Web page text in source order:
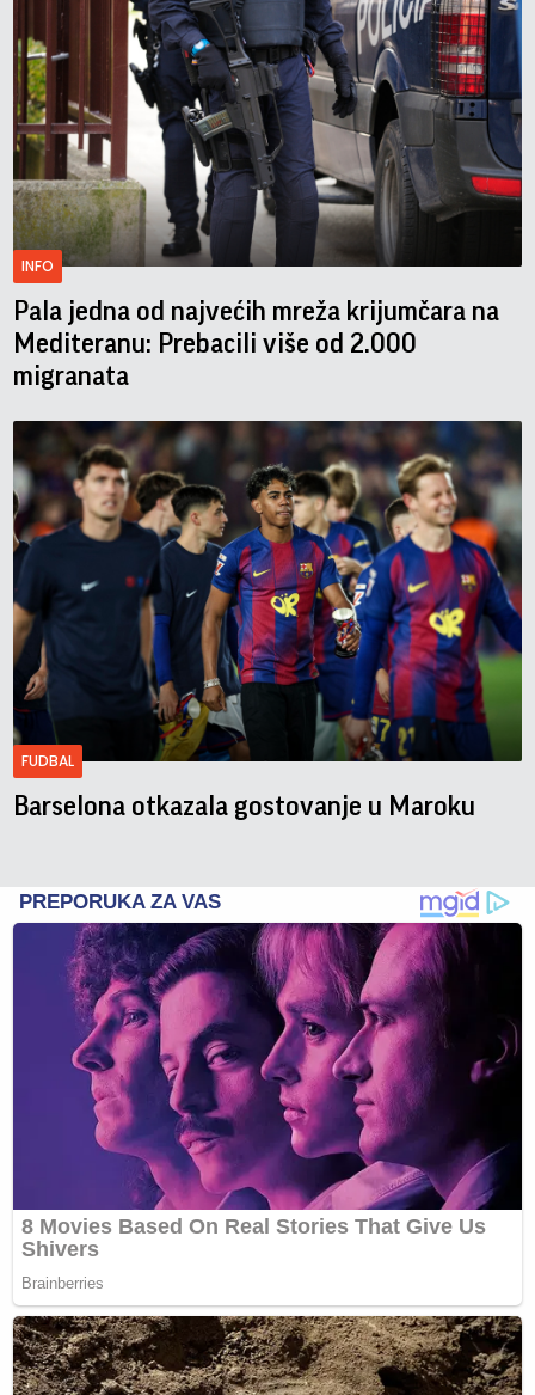
INFO
Pala jedna od najvećih mreža krijumčara na
Mediteranu: Prebacili više od 2.000
migranata
FUDBAL
Barselona otkazala gostovanje u Maroku